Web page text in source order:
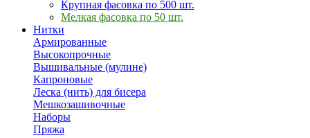
Крупная фасовка по 500 шт.
Мелкая фасовка по 50 шт.
Нитки
Армированные
Высокопрочные
Вышивальные (мулине)
Капроновые
Леска (нить) для бисера
Мешкозашивочные
Наборы
Пряжа